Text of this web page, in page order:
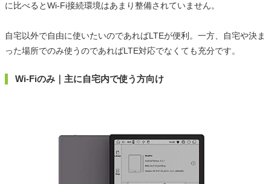
に比べるとWi-Fi接続環境はあまり整備されていません。
自宅以外で自由に使いたいのであればLTEが便利。一方、自宅や決ま
った場所でのみ使うのであればLTE対応でなくても充分です。
Wi-Fiのみ｜主に自宅内で使う方向け